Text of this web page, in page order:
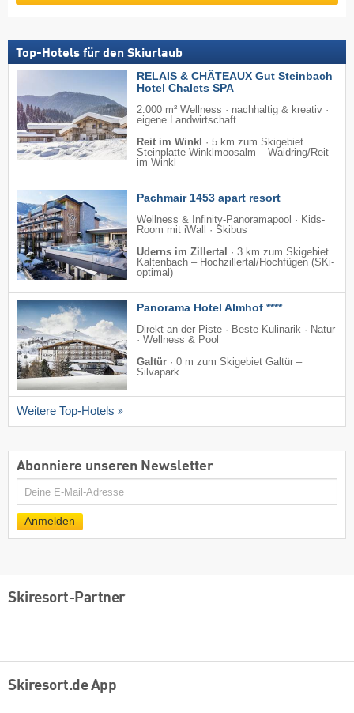
Top-Hotels für den Skiurlaub
RELAIS & CHÂTEAUX Gut Steinbach
Hotel Chalets SPA
2.000 m² Wellness · nachhaltig & kreativ ·
eigene Landwirtschaft
Reit im Winkl
· 5 km zum Skigebiet
Steinplatte Winklmoosalm – Waidring/​Reit
im Winkl
Pachmair 1453 apart resort
Wellness & Infinity-Panoramapool · Kids-
Room mit iWall · Skibus
Uderns im Zillertal · 3 km zum Skigebiet
Kaltenbach – Hochzillertal/​Hochfügen (SKi-
optimal)
Panorama Hotel Almhof ****
Direkt an der Piste · Beste Kulinarik · Natur
· Wellness & Pool
Galtür · 0 m zum Skigebiet Galtür –
Silvapark
Weitere Top-Hotels
Abonniere unseren Newsletter
E-
Mail
Anmelden
Skiresort-Partner
Skiresort.de App